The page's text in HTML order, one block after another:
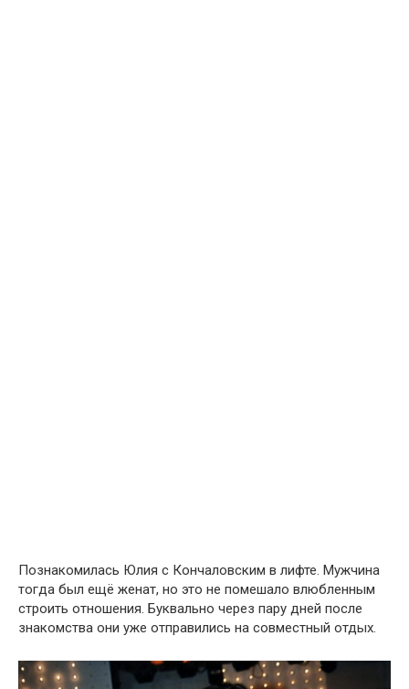
Познакомилась Юлия с Кончаловским в лифте. Мужчина
тогда был ещё женат, но это не помешало влюбленным
строить отношения. Буквально через пару дней после
знакомства они уже отправились на совместный отдых.